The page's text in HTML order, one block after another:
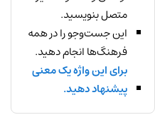
متصل بنویسید.
این جست‌وجو را در همه
فرهنگ‌ها انجام دهید.
برای این واژه یک معنی
پیشنهاد دهید.